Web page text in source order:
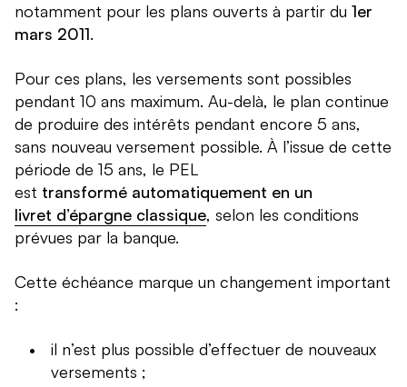
notamment pour les plans ouverts à partir du 1er
mars 2011.
Pour ces plans, les versements sont possibles
pendant 10 ans maximum. Au-delà, le plan continue
de produire des intérêts pendant encore 5 ans,
sans nouveau versement possible. À l’issue de cette
période de 15 ans, le PEL
est transformé automatiquement en un
livret d’épargne classique, selon les conditions
prévues par la banque.
Cette échéance marque un changement important
:
il n’est plus possible d’effectuer de nouveaux
versements ;